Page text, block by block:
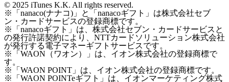
© 2025 iTunes K.K. All rights reserved.
※「nanaco(ナナコ)」と「nanacoギフト」は株式会社セブ
ン・カードサービスの登録商標です。
※「nanacoギフト」は、株式会社セブン・カードサービスと
の発行許諾契約により、NTTカードソリューション株式会社
が発行する電子マネーギフトサービスです。
※「WAON（ワオン）」は、イオン株式会社の登録商標で
す。
※「WAON POINT」は、イオン株式会社の登録商標です。
※「WAON POINTeギフト」は、イオンマーケティング株式